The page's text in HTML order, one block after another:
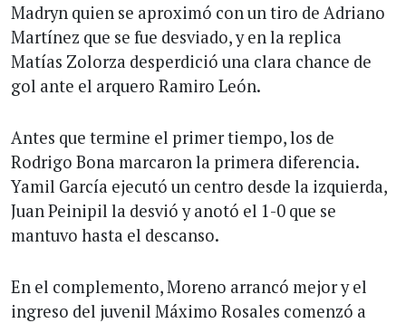
Madryn quien se aproximó con un tiro de Adriano
Martínez que se fue desviado, y en la replica
Matías Zolorza desperdició una clara chance de
gol ante el arquero Ramiro León.
Antes que termine el primer tiempo, los de
Rodrigo Bona marcaron la primera diferencia.
Yamil García ejecutó un centro desde la izquierda,
Juan Peinipil la desvió y anotó el 1-0 que se
mantuvo hasta el descanso.
En el complemento, Moreno arrancó mejor y el
ingreso del juvenil Máximo Rosales comenzó a